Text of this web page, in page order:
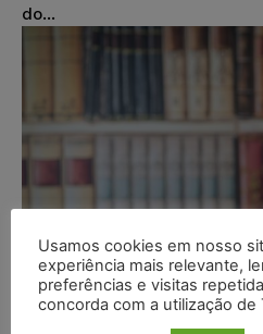
do...
Usamos cookies em nosso
experiência mais relevante,
preferências e visitas
concorda com a utilização de